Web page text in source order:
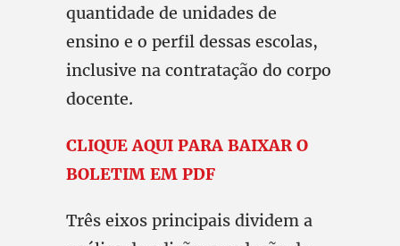
quantidade de unidades de
ensino e o perfil dessas escolas,
inclusive na contratação do corpo
docente.
CLIQUE AQUI PARA BAIXAR O
BOLETIM EM PDF
Três eixos principais dividem a